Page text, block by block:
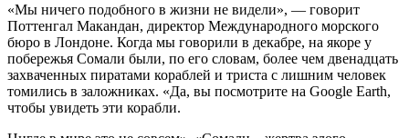
«Мы ничего подобного в жизни не видели», — говорит
Поттенгал Макандан, директор Международного морского
бюро в Лондоне. Когда мы говорили в декабре, на якоре у
побережья Сомали были, по его словам, более чем двенадцать
захваченных пиратами кораблей и триста с лишним человек
томились в заложниках. «Да, вы посмотрите на Google Earth,
чтобы увидеть эти корабли.